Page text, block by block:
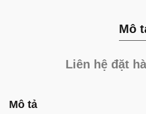
Mô
Liên hệ đặt
Mô tả